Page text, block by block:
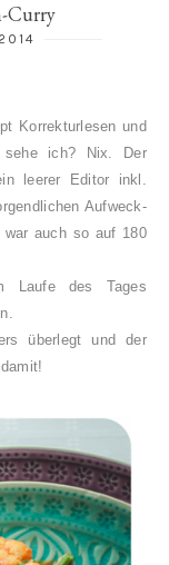
Curry
Korrekturlesen und
ich? Nix. Der
leerer Editor inkl.
Aufweck-
auch so auf 180
Laufe des Tages
überlegt und der